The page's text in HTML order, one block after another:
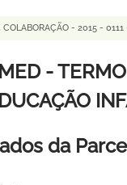
- 2015 -
-
da